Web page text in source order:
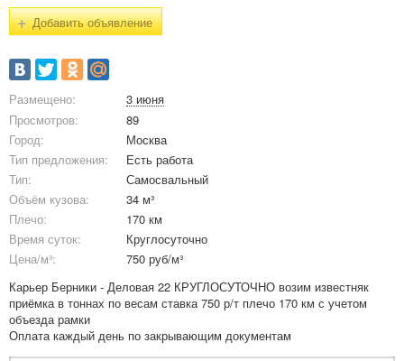
+Добавить объявление
Размещено:
3 июня
Просмотров:
89
Город:
Москва
Тип предложения:
Есть работа
Тип:
Самосвальный
Объём кузова:
34 м³
Плечо:
170 км
Время суток:
Круглосуточно
Цена/м³:
750 руб/м³
Карьер Берники - Деловая 22 КРУГЛОСУТОЧНО возим известняк
приёмка в тоннах по весам ставка 750 р/т плечо 170 км с учетом
объезда рамки
Оплата каждый день по закрывающим документам